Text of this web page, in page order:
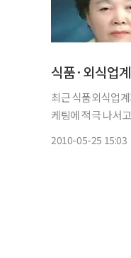
식품·외식업
최근 식품외식업
케팅에 적극 나서고 있다. 특히 지자체 등은 이를 관광객 유치와 지역경제 활성화에 적극 이용할
2010-05-25 15:03